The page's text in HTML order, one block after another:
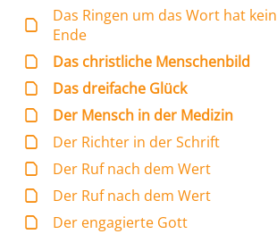
Das Ringen um das Wort hat kein
Ende
Das christliche Menschenbild
Das dreifache Glück
Der Mensch in der Medizin
Der Richter in der Schrift
Der Ruf nach dem Wert
Der Ruf nach dem Wert
Der engagierte Gott